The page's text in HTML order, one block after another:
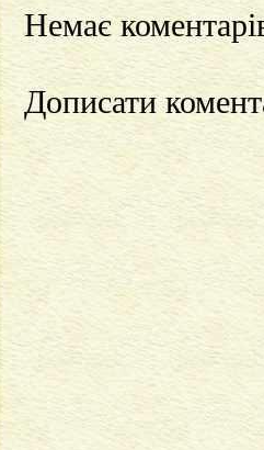
Немає
Дописати